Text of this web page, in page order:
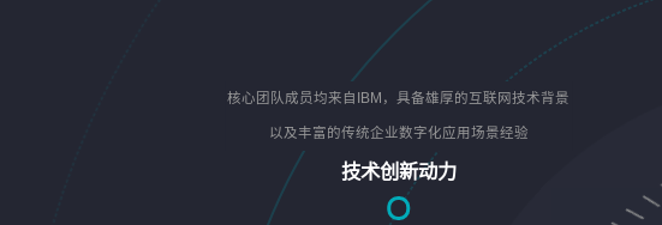
核心团队成员均来自IBM，具备雄厚的互联网技术背景
以及丰富的传统企业数字化应用场景经验
技术创新动力